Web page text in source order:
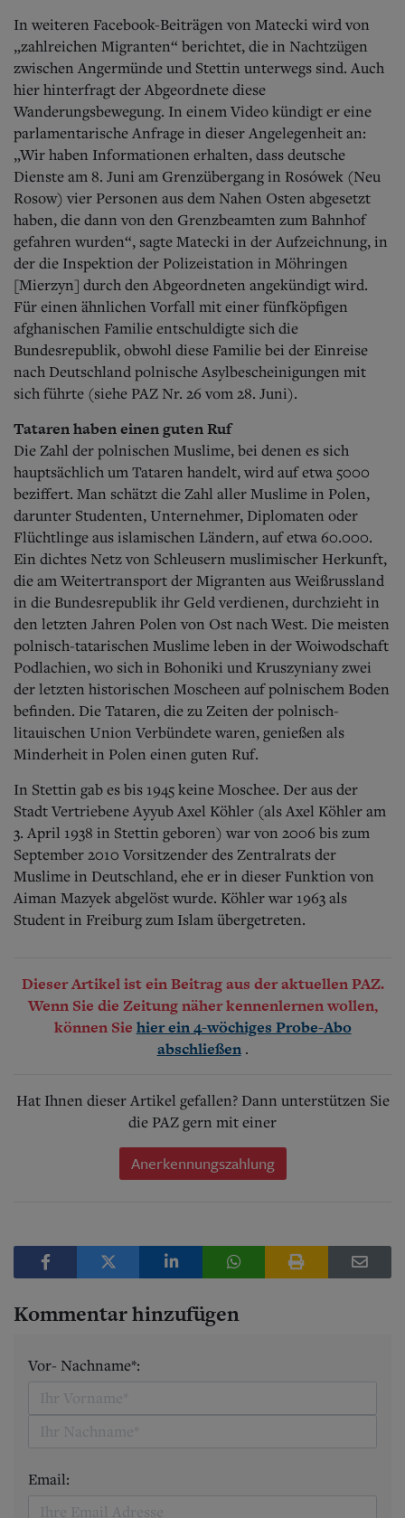
In weiteren Facebook-Beiträgen von Matecki wird von
„zahlreichen Migranten“ berichtet, die in Nachtzügen
zwischen Angermünde und Stettin unterwegs sind. Auch
hier hinterfragt der Abgeordnete diese
Wanderungsbewegung. In einem Video kündigt er eine
parlamentarische Anfrage in dieser Angelegenheit an:
„Wir haben Informationen erhalten, dass deutsche
Dienste am 8. Juni am Grenzübergang in Rosówek (Neu
Rosow) vier Personen aus dem Nahen Osten abgesetzt
haben, die dann von den Grenzbeamten zum Bahnhof
gefahren wurden“, sagte Matecki in der Aufzeichnung, in
der die Inspektion der Polizeistation in Möhringen
[Mierzyn] durch den Abgeordneten angekündigt wird.
Für einen ähnlichen Vorfall mit einer fünfköpfigen
afghanischen Familie entschuldigte sich die
Bundesrepublik, obwohl diese Familie bei der Einreise
nach Deutschland polnische Asylbescheinigungen mit
sich führte (siehe PAZ Nr. 26 vom 28. Juni).
Tataren haben einen guten Ruf
Die Zahl der polnischen Muslime, bei denen es sich
hauptsächlich um Tataren handelt, wird auf etwa 5000
beziffert. Man schätzt die Zahl aller Muslime in Polen,
darunter Studenten, Unternehmer, Diplomaten oder
Flüchtlinge aus islamischen Ländern, auf etwa 60.000.
Ein dichtes Netz von Schleusern muslimischer Herkunft,
die am Weitertransport der Migranten aus Weißrussland
in die Bundesrepublik ihr Geld verdienen, durchzieht in
den letzten Jahren Polen von Ost nach West. Die meisten
polnisch-tatarischen Muslime leben in der Woiwodschaft
Podlachien, wo sich in Bohoniki und Kruszyniany zwei
der letzten historischen Moscheen auf polnischem Boden
befinden. Die Tataren, die zu Zeiten der polnisch-
litauischen Union Verbündete waren, genießen als
Minderheit in Polen einen guten Ruf.
In Stettin gab es bis 1945 keine Moschee. Der aus der
Stadt Vertriebene Ayyub Axel Köhler (als Axel Köhler am
3. April 1938 in Stettin geboren) war von 2006 bis zum
September 2010 Vorsitzender des Zentralrats der
Muslime in Deutschland, ehe er in dieser Funktion von
Aiman Mazyek abgelöst wurde. Köhler war 1963 als
Student in Freiburg zum Islam übergetreten.
Dieser Artikel ist ein Beitrag aus der aktuellen PAZ.
Wenn Sie die Zeitung näher kennenlernen wollen,
können Sie hier ein 4-wöchiges Probe-Abo
abschließen .
Hat Ihnen dieser Artikel gefallen? Dann unterstützen Sie
die PAZ gern mit einer
Anerkennungszahlung
Kommentar hinzufügen
Vor- Nachname*:
Email: